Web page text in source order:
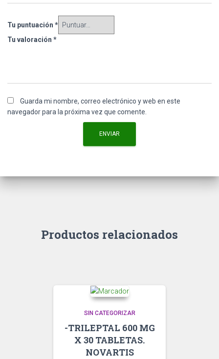
Tu puntuación *
Tu valoración *
Guarda mi nombre, correo electrónico y web en este
navegador para la próxima vez que comente.
Productos relacionados
SIN CATEGORIZAR
-TRILEPTAL 600 MG
X 30 TABLETAS.
NOVARTIS